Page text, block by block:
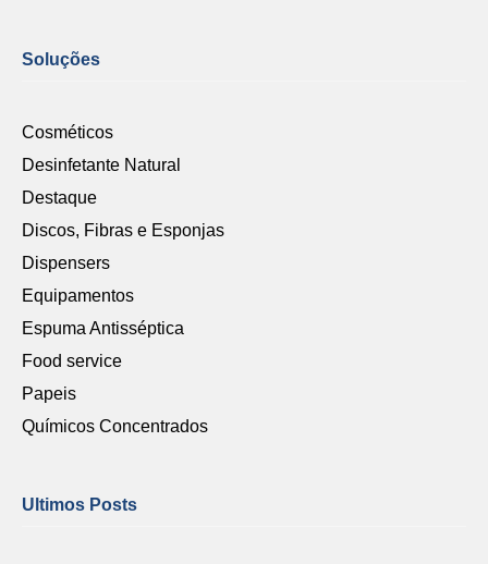
Soluções
Cosméticos
Desinfetante Natural
Destaque
Discos, Fibras e Esponjas
Dispensers
Equipamentos
Espuma Antisséptica
Food service
Papeis
Químicos Concentrados
Ultimos Posts